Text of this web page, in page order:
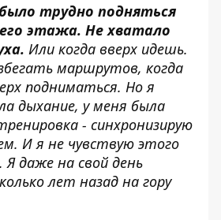
трудно подняться
этажа. Не хватало
Или когда вверх идешь.
маршрутов, когда
подниматься. Но я
дыхание, у меня была
- синхронизирую
И я не чувствую этого
даже на свой день
лет назад на гору